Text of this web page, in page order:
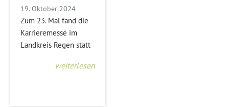
19. Oktober 2024
Zum 23. Mal fand die
Karrieremesse im
Landkreis Regen statt
weiterlesen